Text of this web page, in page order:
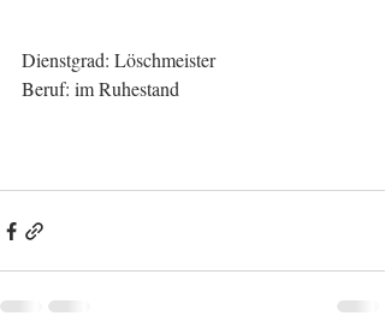
Dienstgrad: Löschmeister
Beruf: im Ruhestand